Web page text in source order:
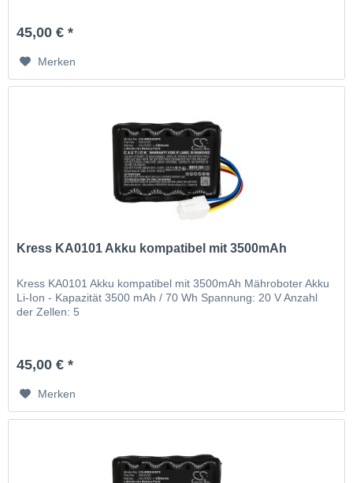
45,00 € *
Merken
Kress KA0101 Akku kompatibel mit 3500mAh
Kress KA0101 Akku kompatibel mit 3500mAh Mähroboter Akku
Li-Ion - Kapazität 3500 mAh / 70 Wh Spannung: 20 V Anzahl
der Zellen: 5
45,00 € *
Merken